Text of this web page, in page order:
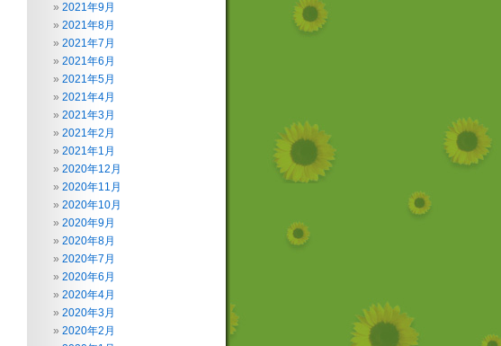
2021年9月
2021年8月
2021年7月
2021年6月
2021年5月
2021年4月
2021年3月
2021年2月
2021年1月
2020年12月
2020年11月
2020年10月
2020年9月
2020年8月
2020年7月
2020年6月
2020年4月
2020年3月
2020年2月